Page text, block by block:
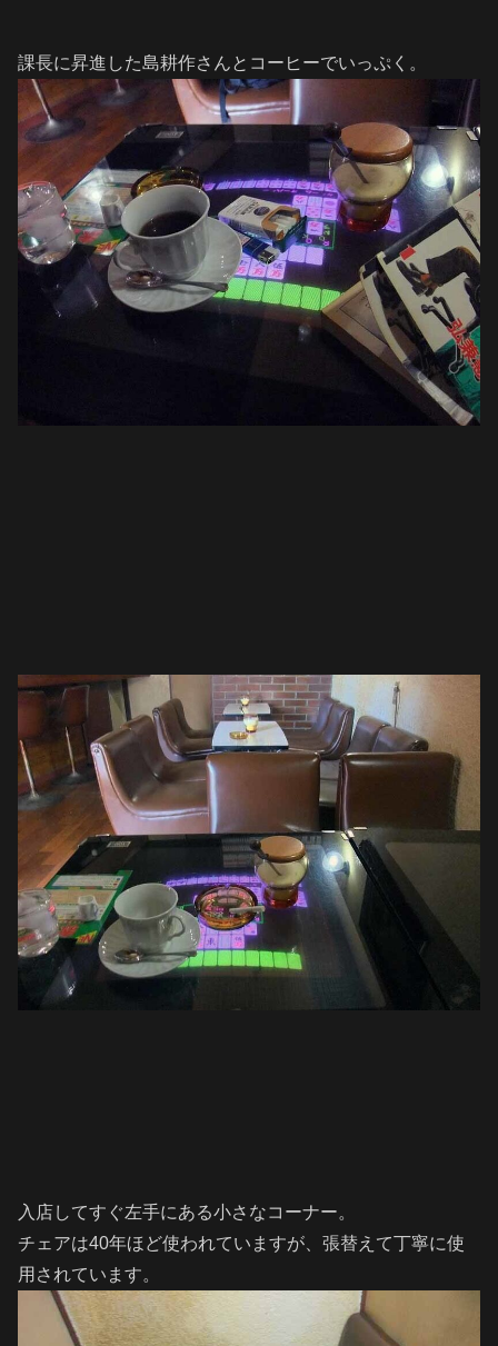
課長に昇進した島耕作さんとコーヒーでいっぷく。
入店してすぐ左手にある小さなコーナー。
チェアは40年ほど使われていますが、張替えて丁寧に使
用されています。